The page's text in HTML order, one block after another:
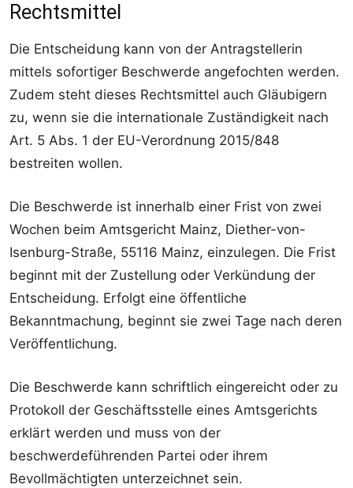
Rechtsmittel
Die Entscheidung kann von der Antragstellerin
mittels sofortiger Beschwerde angefochten werden.
Zudem steht dieses Rechtsmittel auch Gläubigern
zu, wenn sie die internationale Zuständigkeit nach
Art. 5 Abs. 1 der EU-Verordnung 2015/848
bestreiten wollen.
Die Beschwerde ist innerhalb einer Frist von zwei
Wochen beim Amtsgericht Mainz, Diether-von-
Isenburg-Straße, 55116 Mainz, einzulegen. Die Frist
beginnt mit der Zustellung oder Verkündung der
Entscheidung. Erfolgt eine öffentliche
Bekanntmachung, beginnt sie zwei Tage nach deren
Veröffentlichung.
Die Beschwerde kann schriftlich eingereicht oder zu
Protokoll der Geschäftsstelle eines Amtsgerichts
erklärt werden und muss von der
beschwerdeführenden Partei oder ihrem
Bevollmächtigten unterzeichnet sein.